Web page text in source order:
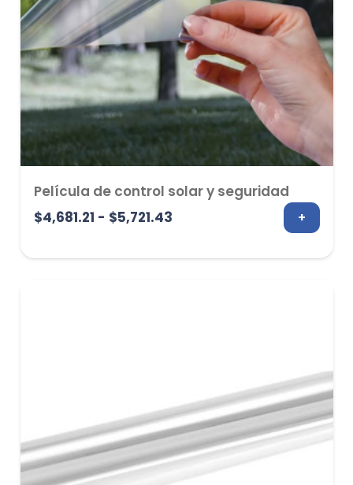
Película de control solar y seguridad
$4,681.21 - $5,721.43Rango
precios:
+